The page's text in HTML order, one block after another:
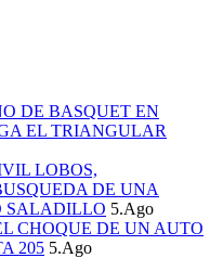
DE BASQUET EN
EL TRIANGULAR
LOBOS,
DE UNA
SALADILLO 5.Ago
CHOQUE DE UN AUTO
205 5.Ago